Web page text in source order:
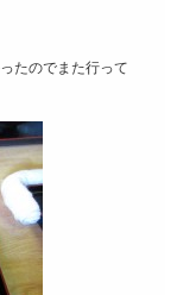
たのでまた行って